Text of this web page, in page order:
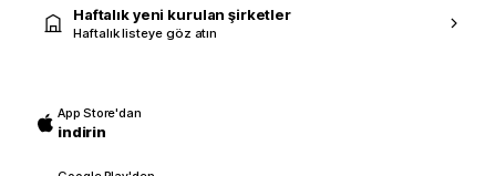
Haftalık yeni kurulan şirketler
Haftalık listeye göz atın
App Store'dan
indirin